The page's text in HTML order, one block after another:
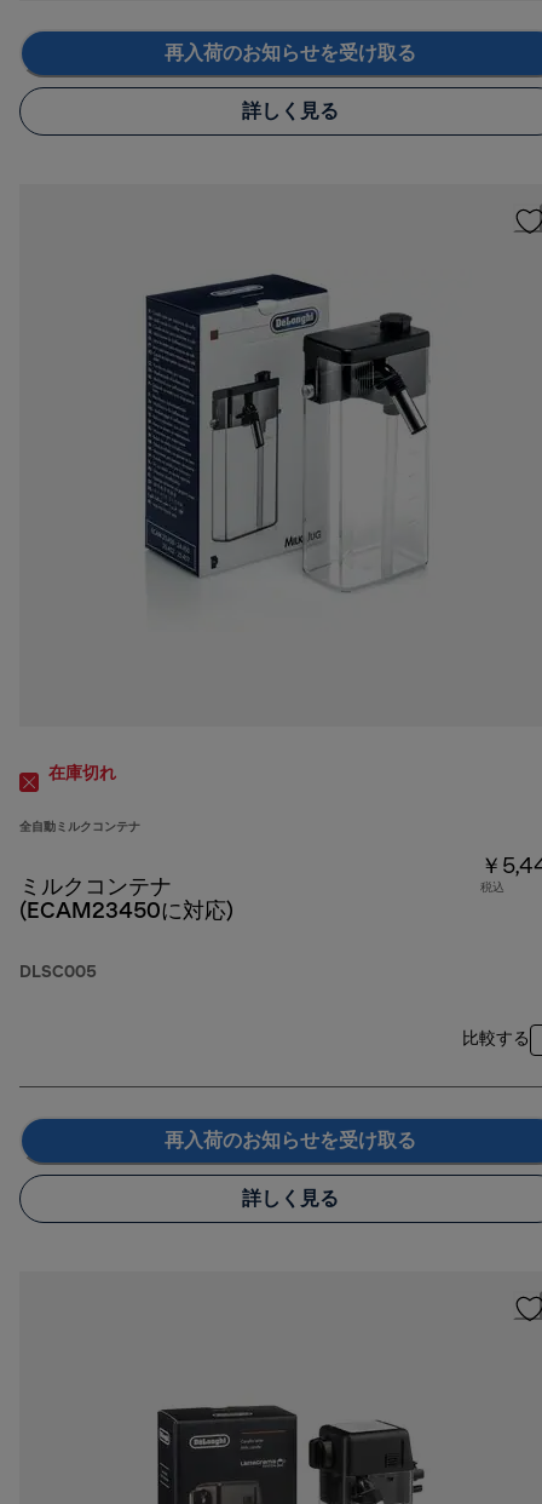
再入荷のお知らせを受け取る
詳しく見る
在庫切れ
全自動ミルクコンテナ
ミルクコンテナ
(ECAM23450に対応)
DLSC005
￥
税込
比較する
再入荷のお知らせを受け取る
詳しく見る